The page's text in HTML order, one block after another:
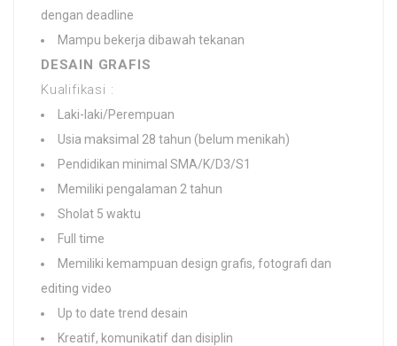
dengan deadline
Mampu bekerja dibawah tekanan
DESAIN GRAFIS
Kualifikasi :
Laki-laki/Perempuan
Usia maksimal 28 tahun (belum menikah)
Pendidikan minimal SMA/K/D3/S1
Memiliki pengalaman 2 tahun
Sholat 5 waktu
Full time
Memiliki kemampuan design grafis, fotografi dan
editing video
Up to date trend desain
Kreatif, komunikatif dan disiplin